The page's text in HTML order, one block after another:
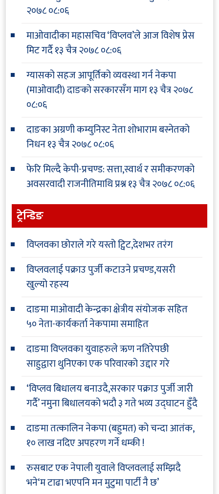
२०७८ ०८:०६
माओवादीका महासचिव ‘विप्लव’ले आज विशेष प्रेस
मिट गर्दै१३ चैत्र २०७८ ०८:०६
ग्यासको सहज आपूर्तिको व्यवस्था गर्न नेकपा
(माओवादी) दाङको सरकारसँग माग१३ चैत्र २०७८
०८:०६
दाङका अग्रणी कम्युनिस्ट नेता शोभाराम बस्नेतको
निधन१३ चैत्र २०७८ ०८:०६
फेरि मिल्दै केपी-प्रचण्ड: सत्ता,स्वार्थ र समीकरणको
अवसरवादी राजनीतिमाथि प्रश्न१३ चैत्र २०७८ ०८:०६
ट्रेन्डिङ
विप्लवका छोराले गरे यस्तो ट्विट,देशभर तरंग
विप्लवलाई पक्राउ पुर्जी कटाउने प्रचण्ड,यसरी
खुल्यो रहस्य
दाङमा माओवादी केन्द्रका क्षेत्रीय संयोजक सहित
५० नेता-कार्यकर्ता नेकपामा समाहित
दाङमा विप्लवका युवाहरुले ऋण नतिरेपछी
साहुद्वारा थुनिएका एक परिवारको उद्दार गरे
‘विप्लव बिधालय बनाउदै,सरकार पक्राउ पुर्जी जारी
गर्दै’ नमुना बिधालयको भदौ ३ गते भव्य उद्घाटन हुँदै
दाङमा तत्कालिन नेकपा (बहुमत) को चन्दा आतंक,
१० लाख नदिए अपहरण गर्ने धम्की !
रुसबाट एक नेपाली युवाले विप्लवलाई सम्झिदै
भने‘म टाढा भएपनि मन मुटुमा पार्टी नै छ’